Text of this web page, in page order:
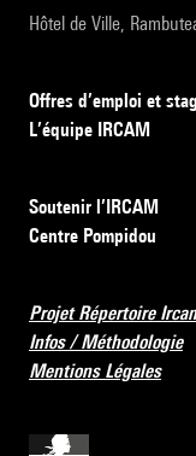
Hôtel de Ville,
Offres d’emploi et
L’équipe IRCAM
Soutenir l’IRCAM
Centre Pompidou
Projet Répertoire
Infos / Méthodologie
Mentions Légales